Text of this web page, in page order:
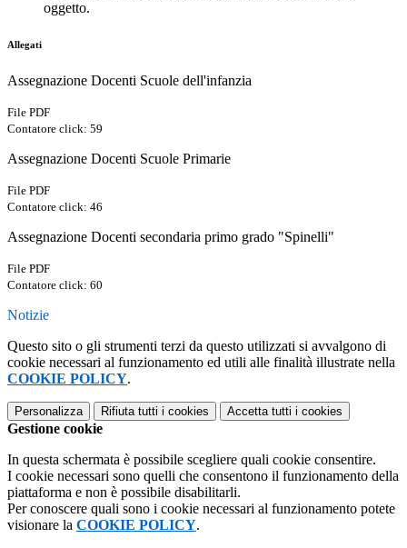
oggetto.
Allegati
Assegnazione Docenti Scuole dell'infanzia
File PDF
Contatore click: 59
Assegnazione Docenti Scuole Primarie
File PDF
Contatore click: 46
Assegnazione Docenti secondaria primo grado "Spinelli"
File PDF
Contatore click: 60
Notizie
Questo sito o gli strumenti terzi da questo utilizzati si avvalgono di
cookie necessari al funzionamento ed utili alle finalità illustrate nella
COOKIE POLICY.
Personalizza Rifiuta tutti i cookies Accetta tutti i cookies
Gestione cookie
In questa schermata è possibile scegliere quali cookie consentire.
I cookie necessari sono quelli che consentono il funzionamento della
piattaforma e non è possibile disabilitarli.
Per conoscere quali sono i cookie necessari al funzionamento potete
visionare la COOKIE POLICY.